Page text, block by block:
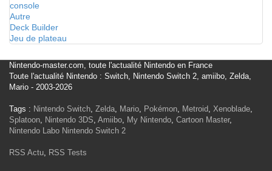
console
Autre
Deck Builder
Jeu de plateau
Nintendo-master.com, toute l'actualité Nintendo en France
Toute l'actualité Nintendo : Switch, Nintendo Switch 2, amiibo, Zelda,
Mario - 2003-2026
Tags : Nintendo Switch, Zelda, Mario, Pokémon, Metroid, Xenoblade,
Splatoon, Nintendo 3DS, Amiibo, My Nintendo, Cartoon Master,
Nintendo Labo Nintendo Switch 2
RSS Actu, RSS Tests